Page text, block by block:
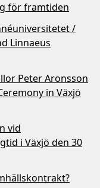
för framtiden
/
Linnaeus
Peter Aronsson
in Växjö
vid
i Växjö den 30